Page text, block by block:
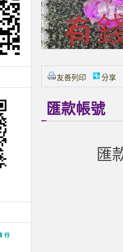
友善列印 分享
匯款帳號
匯